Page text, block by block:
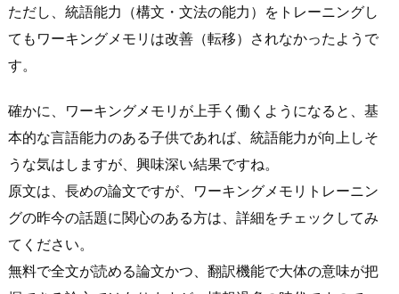
ただし、統語能力（構文・文法の能力）をトレーニングし
てもワーキングメモリは改善（転移）されなかったようで
す。
確かに、ワーキングメモリが上手く働くようになると、基
本的な言語能力のある子供であれば、統語能力が向上しそ
うな気はしますが、興味深い結果ですね。
原文は、長めの論文ですが、ワーキングメモリトレーニン
グの昨今の話題に関心のある方は、詳細をチェックしてみ
てください。
無料で全文が読める論文かつ、翻訳機能で大体の意味が把